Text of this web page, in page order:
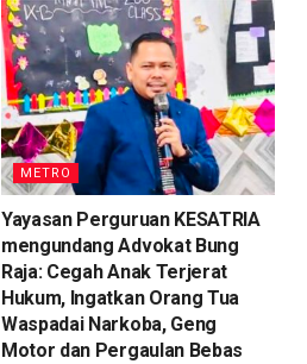
METRO
Yayasan Perguruan KESATRIA
mengundang Advokat Bung
Raja: Cegah Anak Terjerat
Hukum, Ingatkan Orang Tua
Waspadai Narkoba, Geng
Motor dan Pergaulan Bebas